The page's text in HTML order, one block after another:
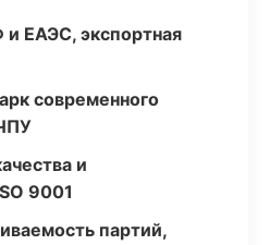
и ЕАЭС, экспортная
современного
и
9001
партий,